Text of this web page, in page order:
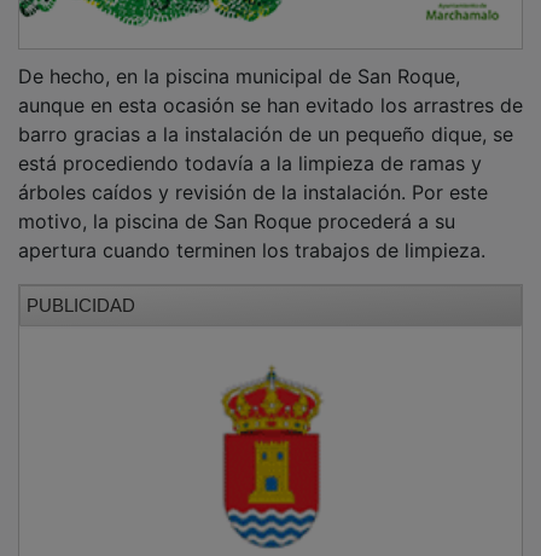
aunque en esta ocasión se han evitado los arrastres de
barro gracias a la instalación de un pequeño dique, se
está procediendo todavía a la limpieza de ramas y
árboles caídos y revisión de la instalación. Por este
motivo, la piscina de San Roque procederá a su
apertura cuando terminen los trabajos de limpieza.